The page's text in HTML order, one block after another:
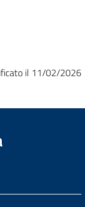
il 11/02/2026